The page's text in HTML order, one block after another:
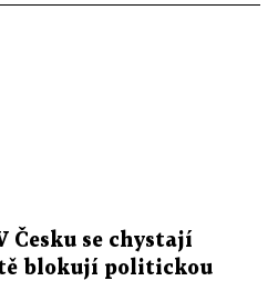
Česku se chystají
blokují politickou